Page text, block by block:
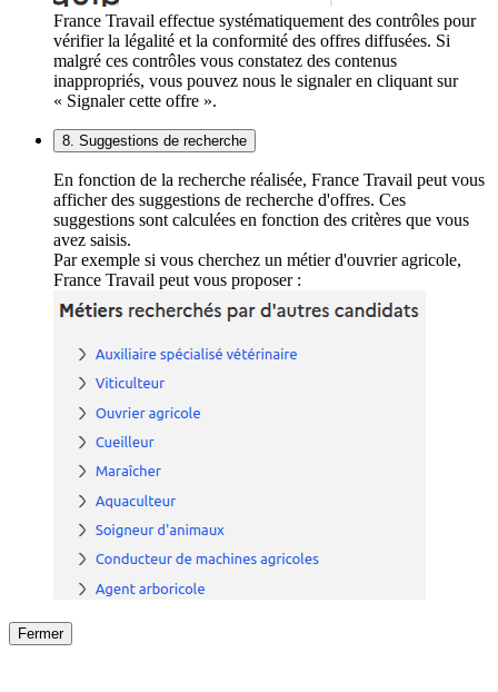
France Travail effectue systématiquement des contrôles pour
vérifier la légalité et la conformité des offres diffusées. Si
malgré ces contrôles vous constatez des contenus
inappropriés, vous pouvez nous le signaler en cliquant sur
« Signaler cette offre ».
8. Suggestions de recherche
En fonction de la recherche réalisée, France Travail peut vous
afficher des suggestions de recherche d'offres. Ces
suggestions sont calculées en fonction des critères que vous
avez saisis.
Par exemple si vous cherchez un métier d'ouvrier agricole,
France Travail peut vous proposer :
Fermer